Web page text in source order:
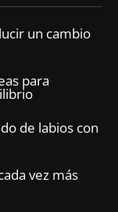
un cambio
para
de labios con
vez más